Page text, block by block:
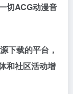
切ACG动漫音
下载的平台，
和社区活动增